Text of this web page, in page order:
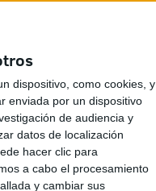
dispositivo, como cookies, y
enviada por un dispositivo
de audiencia y
datos de localización
hacer clic para
a cabo el procesamiento
y cambiar sus